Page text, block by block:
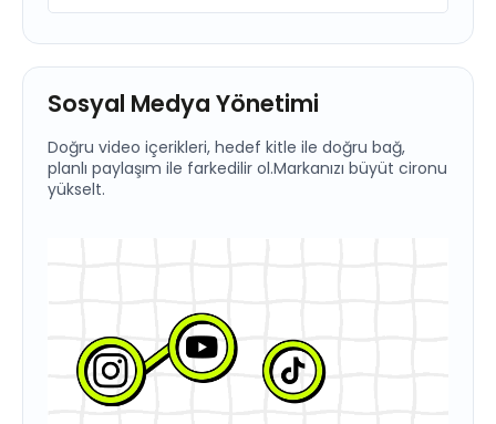
Sosyal Medya Yönetimi
Doğru video içerikleri, hedef kitle ile doğru bağ,
planlı paylaşım ile farkedilir ol.Markanızı büyüt cironu
yükselt.